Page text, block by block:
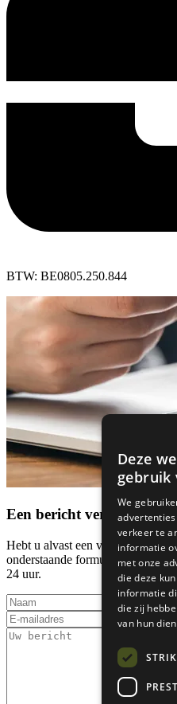
BTW: BE0805.250.844
Een bericht versturen
Hebt u alvast een vraag voor
onderstaande formulier
24 uur.
Deze
gebruik
We
verkeer te
informatie
met onze
die deze
informatie
die zij
van hun